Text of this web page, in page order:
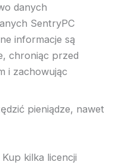
danych
SentryPC
informacje są
chroniąc przed
i zachowując
pieniądze, nawet
Kup kilka licencji